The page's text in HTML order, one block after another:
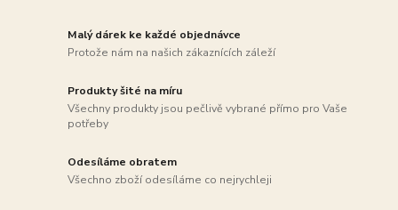
Malý dárek ke každé objednávce
Protože nám na našich zákaznících záleží
Produkty šité na míru
Všechny produkty jsou pečlivě vybrané přímo pro Vaše
potřeby
Odesíláme obratem
Všechno zboží odesíláme co nejrychleji